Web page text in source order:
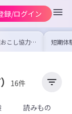
録/ログイン
こし協力隊
やイベント
めました！仕
短期体
り〜数
域を知
16件
読みもの